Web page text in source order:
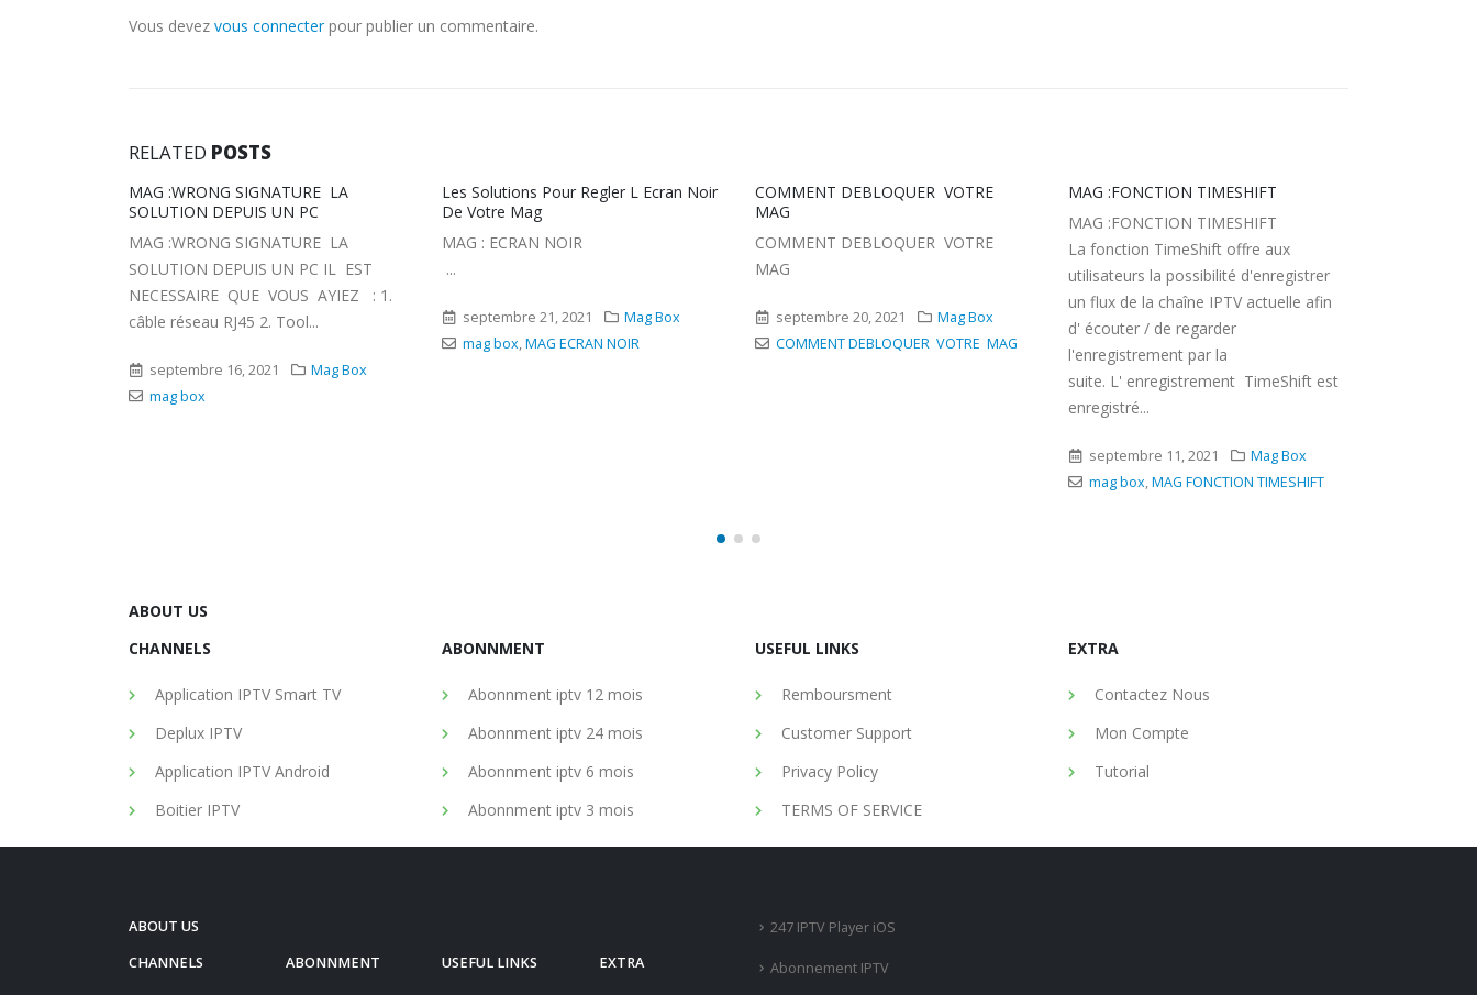
Vous devez vous connecterpour publier un commentaire.
RELATED POSTS
MAG :WRONG SIGNATURE LA
SOLUTION DEPUIS UN PC
MAG :WRONG SIGNATURE LA
SOLUTION DEPUIS UN PC IL EST
NECESSAIRE QUE VOUS AYIEZ : 1.
câble réseau RJ45 2. Tool...
septembre 16, 2021
Mag Box
mag box
Les Solutions Pour Regler L Ecran Noir
De Votre Mag
MAG : ECRAN NOIR
...
septembre 21, 2021
Mag Box
mag box,MAG ECRAN NOIR
COMMENT DEBLOQUER VOTRE
MAG
COMMENT DEBLOQUER VOTRE
MAG
septembre 20, 2021
Mag Box
COMMENT DEBLOQUER VOTRE MAG
MAG :FONCTION TIMESHIFT
MAG :FONCTION TIMESHIFT
La fonction TimeShift offre aux
utilisateurs la possibilité d'enregistrer
un flux de la chaîne IPTV actuelle afin
d' écouter / de regarder
l'enregistrement par la
suite. L' enregistrement TimeShift est
enregistré...
septembre 11, 2021
Mag Box
mag box,MAG FONCTION TIMESHIFT
ABOUT US
CHANNELS
Application IPTV Smart TV
Deplux IPTV
Application IPTV Android
Boitier IPTV
ABONNMENT
Abonnment iptv 12 mois
Abonnment iptv 24 mois
Abonnment iptv 6 mois
Abonnment iptv 3 mois
USEFUL LINKS
Remboursment
Customer Support
Privacy Policy
TERMS OF SERVICE
EXTRA
Contactez Nous
Mon Compte
Tutorial
ABOUT US
CHANNELS
ABONNMENT USEFUL LINKS EXTRA
247 IPTV Player iOS
Abonnement IPTV